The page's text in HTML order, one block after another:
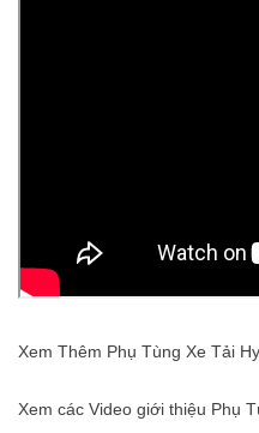
Xem Thêm Phụ Tùng Xe Tải
Xem các Video giới thiệu Phụ